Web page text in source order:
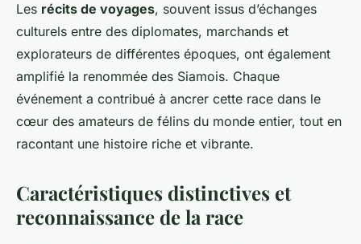
Les récits de voyages, souvent issus d’échanges
culturels entre des diplomates, marchands et
explorateurs de différentes époques, ont également
amplifié la renommée des Siamois. Chaque
événement a contribué à ancrer cette race dans le
cœur des amateurs de félins du monde entier, tout en
racontant une histoire riche et vibrante.
Caractéristiques distinctives et
reconnaissance de la race